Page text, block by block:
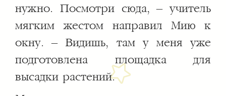
нужно. Посмотри сюда, – учитель
мягким жестом направил Мию к
окну. – Видишь, там у меня уже
подготовлена площадка для
высадки растений.